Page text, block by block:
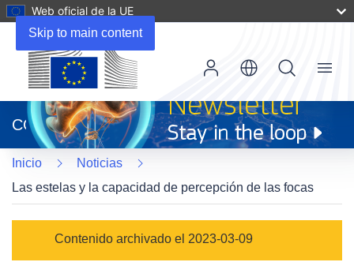
Skip to main content
Web oficial de la UE
abrirá
en
una
nueva
ventana)
CORDIS
Menu
Inicio
Noticias
Las estelas y la capacidad de percepción de las focas
Category
Contenido archivado el 2023-03-09